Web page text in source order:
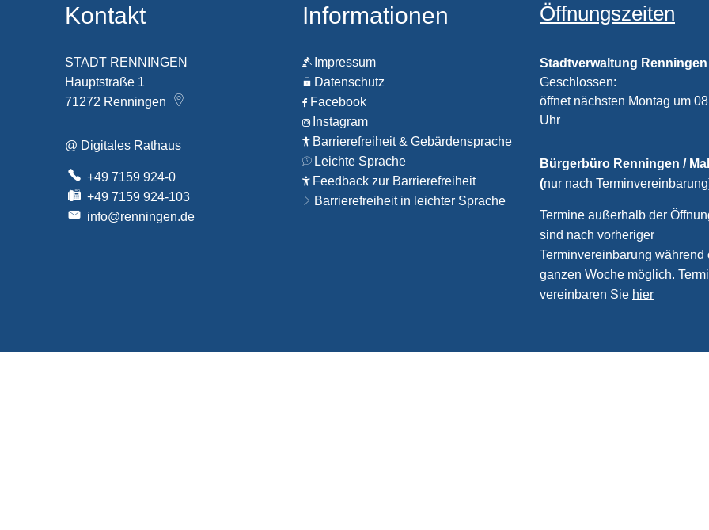
Kontakt
STADT RENNINGEN
Hauptstraße 1
71272 Renningen
@ Digitales Rathaus
+49 7159 924-0
+49 7159 924-103
info@renningen.de
Informationen
Impressum
Datenschutz
Facebook
Instagram
Barrierefreiheit & Gebärdensprache
Leichte Sprache
Feedback zur Barrierefreiheit
Barrierefreiheit in leichter Sprache
Öffnungszeiten
Stadtverwaltung Renningen
Klicken, um weitere
Geschlossen:
öffnet nächsten Montag um
Uhr
Bürgerbüro Renningen /
(nur nach
Termine außerhalb der
sind nach vorheriger
Terminvereinbarung während
ganzen Woche möglich.
vereinbaren Sie hier